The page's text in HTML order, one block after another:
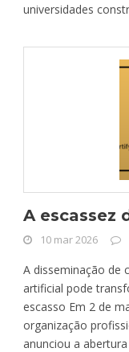
universidades
A escassez
10 mar 2026
A disseminação de
artificial pode
escasso Em 2 de
organização
anunciou a